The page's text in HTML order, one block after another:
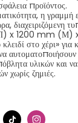
προϊόντος.
η γραμμή
διαχειριζόμενη
x 1200 mm
στο χέρι» για
υλικών και να
χωρίς ζημιές.